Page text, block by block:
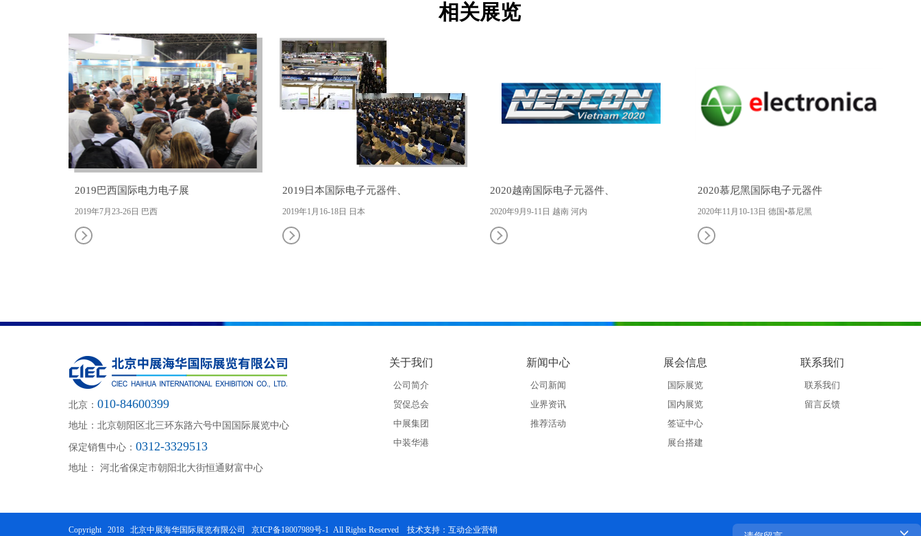
相关展览
2019巴西国际电力电子展
2019年7月23-26日 巴西
2019日本国际电子元器件、
2019年1月16-18日 日本
2020越南国际电子元器件、
2020年9月9-11日 越南 河内
2020慕尼黑国际电子元器件
2020年11月10-13日 德国•慕尼黑
北京： 010-84600399
地址：北京朝阳区北三环东路六号中国国际展览中心
保定销售中心： 0312-3329513
地址： 河北省保定市朝阳北大街恒通财富中心
关于我们
公司简介
贸促总会
中展集团
中装华港
新闻中心
公司新闻
业界资讯
推荐活动
展会信息
国际展览
国内展览
签证中心
展台搭建
联系我们
联系我们
留言反馈
Copyright 2018 北京中展海华国际展览有限公司 京ICP备18007989号-1 All Rights Reserved 技术支持： 互动企业营销